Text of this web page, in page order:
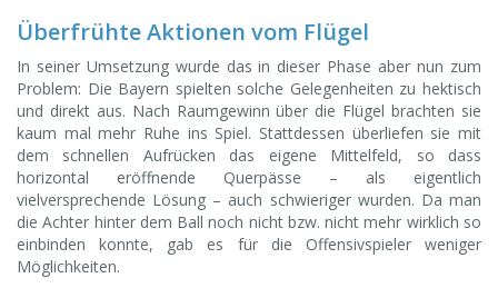
Überfrühte Aktionen vom Flügel
In seiner Umsetzung wurde das in dieser Phase aber nun zum
Problem: Die Bayern spielten solche Gelegenheiten zu hektisch
und direkt aus. Nach Raumgewinn über die Flügel brachten sie
kaum mal mehr Ruhe ins Spiel. Stattdessen überliefen sie mit
dem schnellen Aufrücken das eigene Mittelfeld, so dass
horizontal eröffnende Querpässe – als eigentlich
vielversprechende Lösung – auch schwieriger wurden. Da man
die Achter hinter dem Ball noch nicht bzw. nicht mehr wirklich so
einbinden konnte, gab es für die Offensivspieler weniger
Möglichkeiten.